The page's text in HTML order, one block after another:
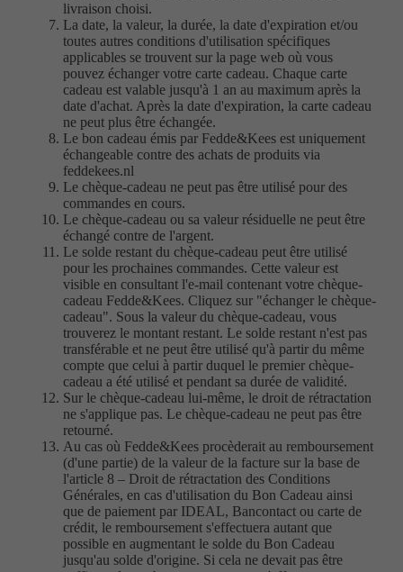
livraison choisi.
La date, la valeur, la durée, la date d'expiration et/ou
toutes autres conditions d'utilisation spécifiques
applicables se trouvent sur la page web où vous
pouvez échanger votre carte cadeau. Chaque carte
cadeau est valable jusqu'à 1 an au maximum après la
date d'achat. Après la date d'expiration, la carte cadeau
ne peut plus être échangée.
Le bon cadeau émis par Fedde&Kees est uniquement
échangeable contre des achats de produits via
feddekees.nl
Le chèque-cadeau ne peut pas être utilisé pour des
commandes en cours.
Le chèque-cadeau ou sa valeur résiduelle ne peut être
échangé contre de l'argent.
Le solde restant du chèque-cadeau peut être utilisé
pour les prochaines commandes. Cette valeur est
visible en consultant l'e-mail contenant votre chèque-
cadeau Fedde&Kees. Cliquez sur "échanger le chèque-
cadeau". Sous la valeur du chèque-cadeau, vous
trouverez le montant restant. Le solde restant n'est pas
transférable et ne peut être utilisé qu'à partir du même
compte que celui à partir duquel le premier chèque-
cadeau a été utilisé et pendant sa durée de validité.
Sur le chèque-cadeau lui-même, le droit de rétractation
ne s'applique pas. Le chèque-cadeau ne peut pas être
retourné.
Au cas où Fedde&Kees procèderait au remboursement
(d'une partie) de la valeur de la facture sur la base de
l'article 8 – Droit de rétractation des Conditions
Générales, en cas d'utilisation du Bon Cadeau ainsi
que de paiement par IDEAL, Bancontact ou carte de
crédit, le remboursement s'effectuera autant que
possible en augmentant le solde du Bon Cadeau
jusqu'au solde d'origine. Si cela ne devait pas être